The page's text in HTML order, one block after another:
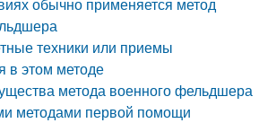
техники или приемы
в этом методе
метода военного фельдшера
методами первой помощи